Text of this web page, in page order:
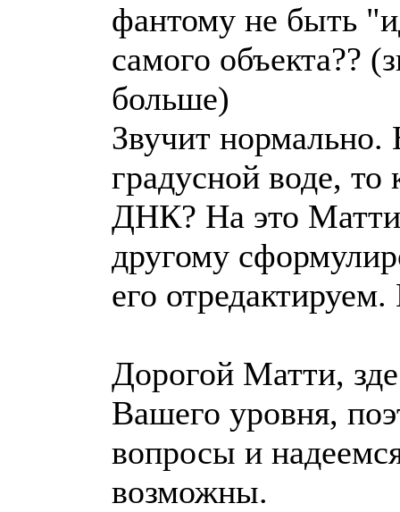
фантому не быть
самого объекта??
больше)
Звучит нормально.
градусной воде, то
ДНК? На это Матти
другому
его
Дорогой Матти,
Вашего уровня,
вопросы и
возможны.